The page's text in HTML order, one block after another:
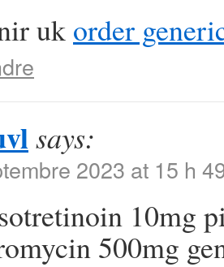
uk order
says:
2023 at 15 h
10mg
500mg